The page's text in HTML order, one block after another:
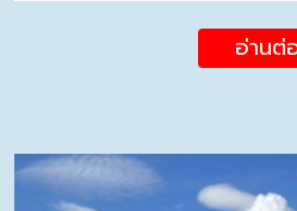
อ่านต่